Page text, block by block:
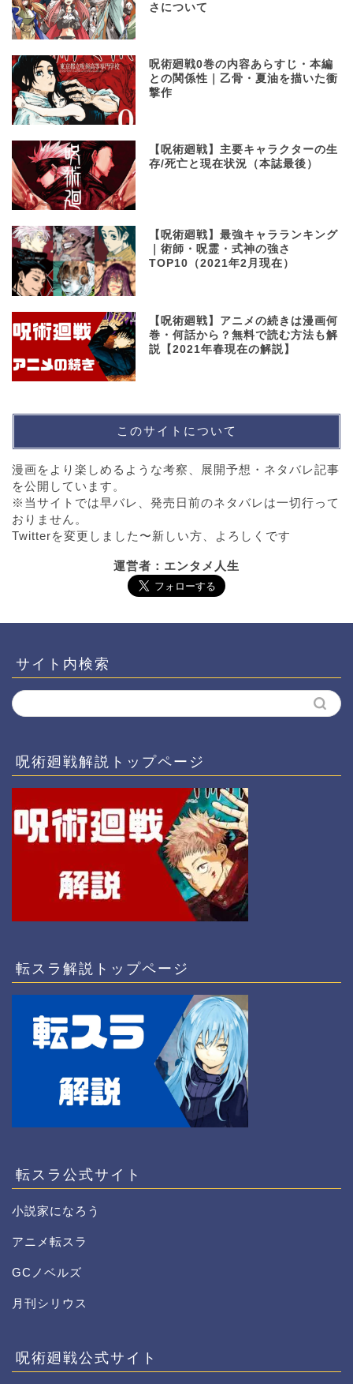
さについて
呪術廻戦0巻の内容あらすじ・本編
との関係性｜乙骨・夏油を描いた衝
撃作
【呪術廻戦】主要キャラクターの生
存/死亡と現在状況（本誌最後）
【呪術廻戦】最強キャラランキング
｜術師・呪霊・式神の強さ
TOP10（2021年2月現在）
【呪術廻戦】アニメの続きは漫画何
巻・何話から？無料で読む方法も解
説【2021年春現在の解説】
このサイトについて
漫画をより楽しめるような考察、展開予想・ネタバレ記事
を公開しています。
※当サイトでは早バレ、発売日前のネタバレは一切行って
おりません。
Twitterを変更しました〜新しい方、よろしくです
運営者：エンタメ人生
サイト内検索
呪術廻戦解説トップページ
転スラ解説トップページ
転スラ公式サイト
小説家になろう
アニメ転スラ
GCノベルズ
月刊シリウス
呪術廻戦公式サイト